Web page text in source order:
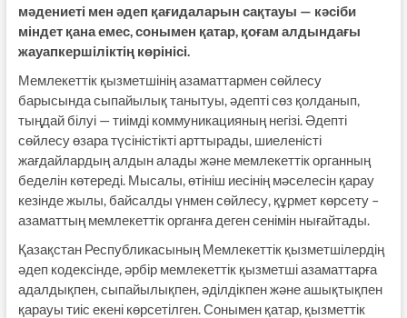
мәдениеті мен әдеп қағидаларын сақтауы — кәсіби
міндет қана емес, сонымен қатар, қоғам алдындағы
жауапкершіліктің көрінісі.
Мемлекеттік қызметшінің азаматтармен сөйлесу
барысында сыпайылық танытуы, әдепті сөз қолданып,
тыңдай білуі — тиімді коммуникацияның негізі. Әдепті
сөйлесу өзара түсіністікті арттырады, шиеленісті
жағдайлардың алдын алады және мемлекеттік органның
беделін көтереді. Мысалы, өтініш иесінің мәселесін қарау
кезінде жылы, байсалды үнмен сөйлесу, құрмет көрсету –
азаматтың мемлекеттік органға деген сенімін нығайтады.
Қазақстан Республикасының Мемлекеттік қызметшілердің
әдеп кодексінде, әрбір мемлекеттік қызметші азаматтарға
адалдықпен, сыпайылықпен, әділдікпен және ашықтықпен
қарауы тиіс екені көрсетілген. Сонымен қатар, қызметтік